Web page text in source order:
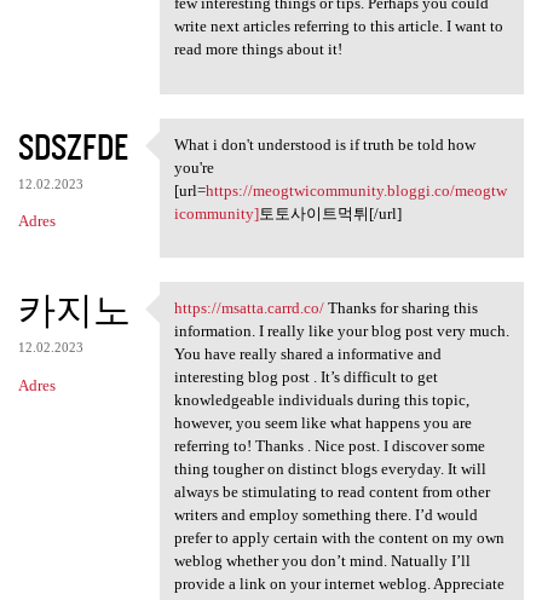
write next articles referring to this article. I want to
read more things about it!
SDSZFDE
12.02.2023
Adres
What i don't understood is if
What i don't understood is if truth be told how
you're
[url=https://meogtwicommunity.bloggi.co/meogtw
icommunity]토토사이트먹튀[/url]
카지노
12.02.2023
Adres
https://msatta.carrd.co/
https://msatta.carrd.co/Thanks for sharing this
information. I really like your blog post very much.
You have really shared a informative and
interesting blog post . It’s difficult to get
knowledgeable individuals during this topic,
however, you seem like what happens you are
referring to! Thanks . Nice post. I discover some
thing tougher on distinct blogs everyday. It will
always be stimulating to read content from other
writers and employ something there. I’d would
prefer to apply certain with the content on my own
weblog whether you don’t mind. Natually I’ll
provide a link on your internet weblog. Appreciate